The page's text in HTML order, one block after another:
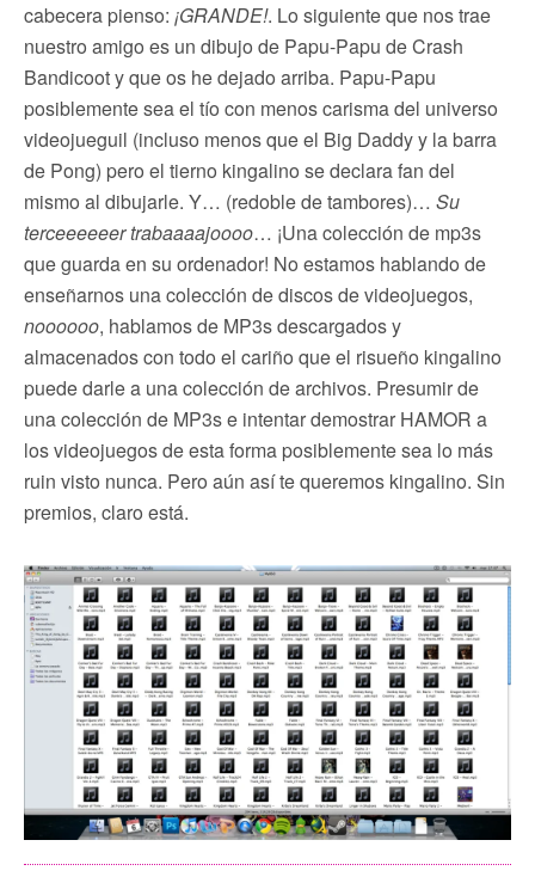
cabecera pienso: ¡GRANDE!. Lo siguiente que nos trae
nuestro amigo es un dibujo de Papu-Papu de Crash
Bandicoot y que os he dejado arriba. Papu-Papu
posiblemente sea el tío con menos carisma del universo
videojueguil (incluso menos que el Big Daddy y la barra
de Pong) pero el tierno kingalino se declara fan del
mismo al dibujarle. Y… (redoble de tambores)… Su
terceeeeeer trabaaaajoooo… ¡Una colección de mp3s
que guarda en su ordenador! No estamos hablando de
enseñarnos una colección de discos de videojuegos,
noooooo, hablamos de MP3s descargados y
almacenados con todo el cariño que el risueño kingalino
puede darle a una colección de archivos. Presumir de
una colección de MP3s e intentar demostrar HAMOR a
los videojuegos de esta forma posiblemente sea lo más
ruin visto nunca. Pero aún así te queremos kingalino. Sin
premios, claro está.